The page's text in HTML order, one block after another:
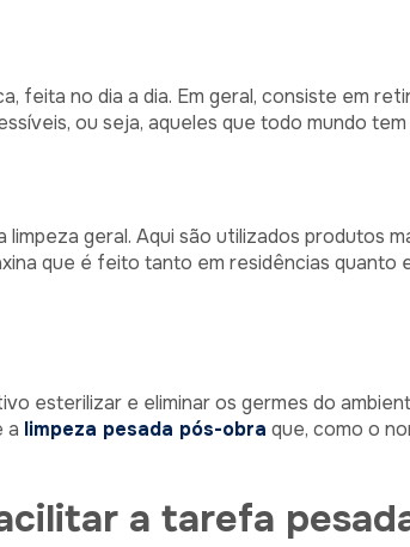
feita no dia a dia. Em geral, consiste em
ou seja, aqueles que todo mundo tem
limpeza geral. Aqui são utilizados produtos
que é feito tanto em residências quanto
esterilizar e eliminar os germes do
a limpeza pesada pós-obra que, como o
a tarefa